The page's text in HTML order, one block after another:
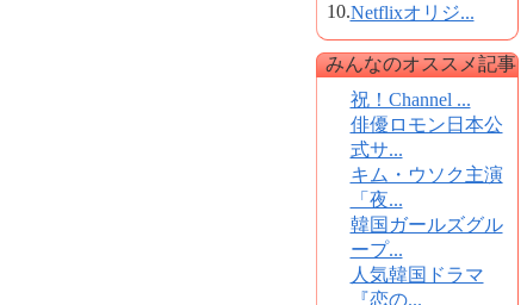
10.Netflixオリジ...
みんなのオススメ記事
祝！Channel ...
俳優ロモン日本公
式サ...
キム・ウソク主演
「夜...
韓国ガールズグル
ープ...
人気韓国ドラマ
『恋の...